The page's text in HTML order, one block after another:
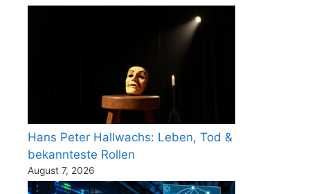
Hans Peter Hallwachs: Leben, Tod &
bekannteste Rollen
August 7, 2026